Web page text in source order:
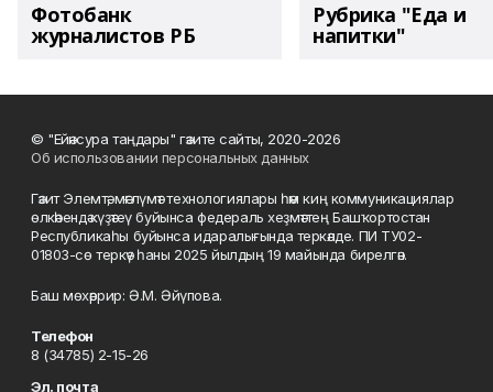
Фотобанк
журналистов РБ
Рубрика "Еда и
напитки"
© "Ейәнсура таңдары" гәзите сайты, 2020-2026
Об использовании персональных данных
Гәзит Элемтә, мәғлүмәт технологиялары һәм киң коммуникациялар
өлкәһендә күҙәтеү буйынса федераль хеҙмәттең Башҡортостан
Республикаһы буйынса идаралығында теркәлде. ПИ ТУ02-
01803-сө теркәү һаны 2025 йылдың 19 майында бирелгән.
Баш мөхәррир: Ә.М. Әйүпова.
Телефон
8 (34785) 2-15-26
Эл. почта